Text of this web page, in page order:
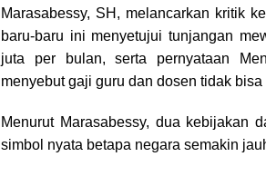
Marasabessy, SH, melancarkan kritik
baru-baru ini menyetujui tunjangan
juta per bulan, serta pernyataan
menyebut gaji guru dan dosen tidak
Menurut Marasabessy, dua kebijakan
simbol nyata betapa negara semakin